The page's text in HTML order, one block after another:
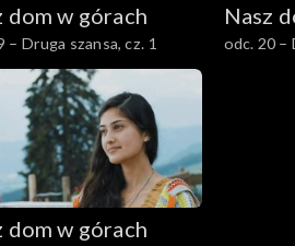
dom w górach
– Druga szansa, cz. 1
Nasz
odc. 20 –
dom w górach